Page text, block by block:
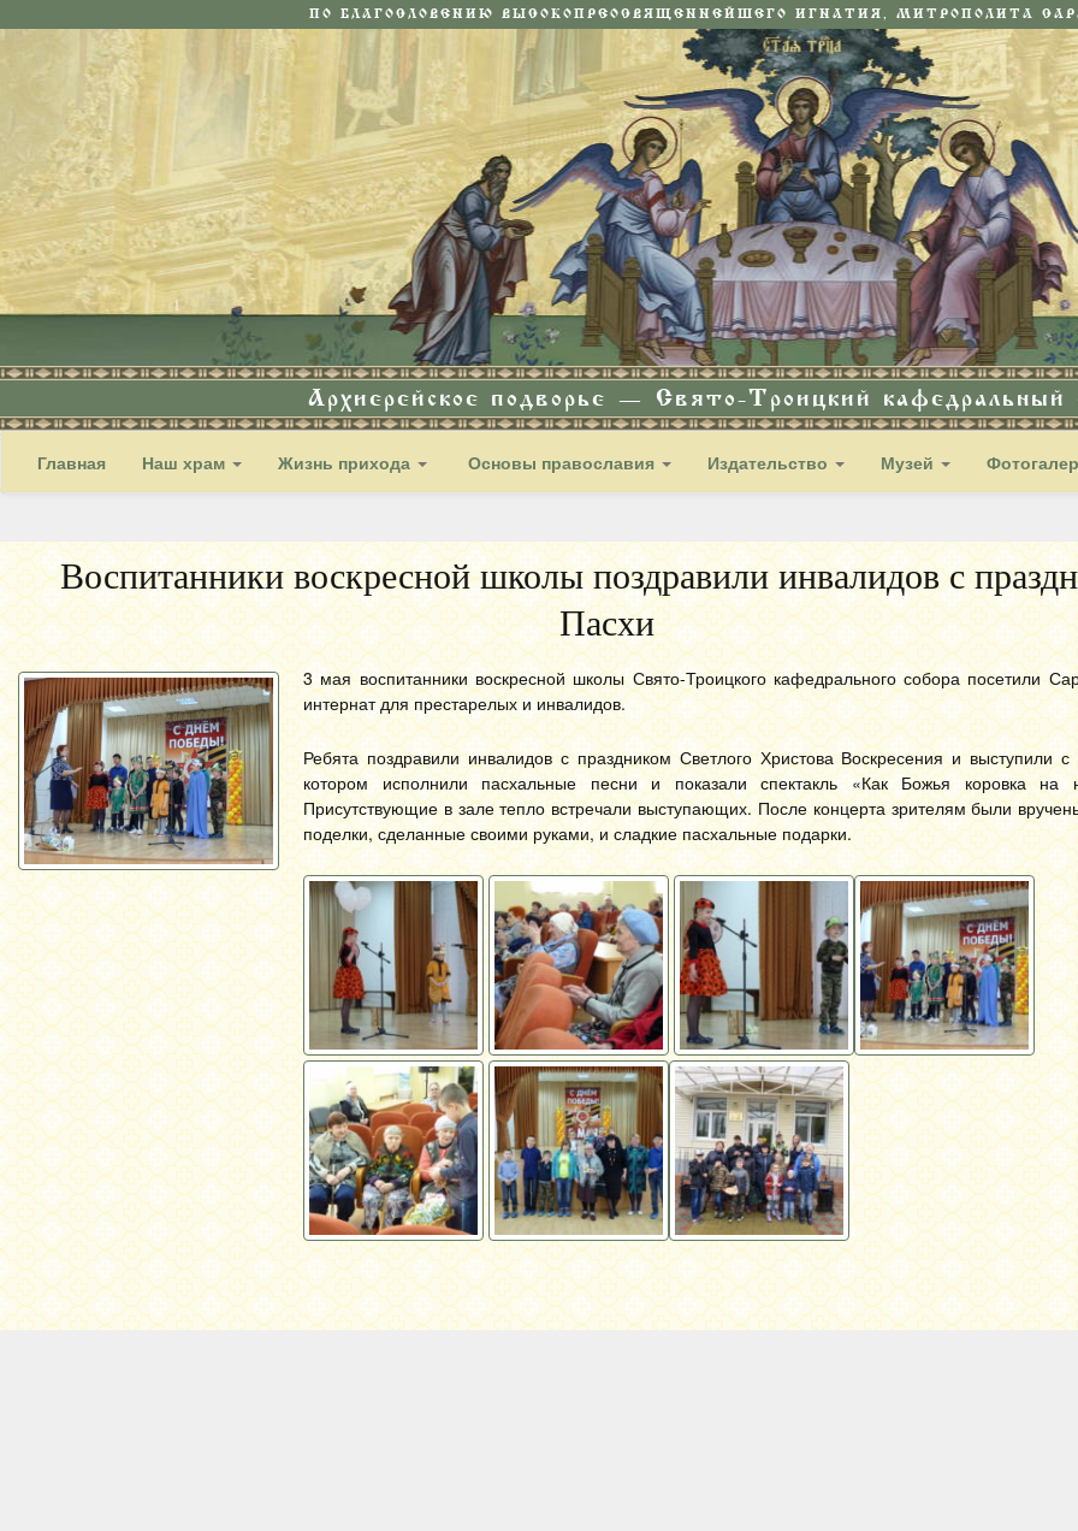
ПО БЛАГОСЛОВЕНИЮ ВЫСОКОПРЕОСВЯЩЕННЕЙШЕГО ИГНАТИЯ, МИТРОПОЛИТА
Архиерейское подворье — Свято-Троицкий кафедральный
Главная Наш храм Жизнь прихода Основы православия Издательство Музей
Воспитанники воскресной школы поздравили инвалидов с
Пасхи
3 мая воспитанники воскресной школы Свято-Троицкого кафедрального собора посетили
интернат для престарелых и инвалидов.
Ребята поздравили инвалидов с праздником Светлого Христова Воскресения и выступили
котором исполнили пасхальные песни и показали спектакль «Как Божья коровка на
Присутствующие в зале тепло встречали выступающих. После концерта зрителям были
поделки, сделанные своими руками, и сладкие пасхальные подарки.